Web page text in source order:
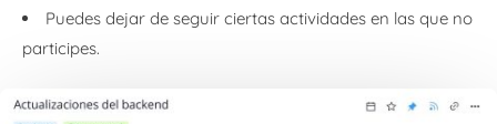
Puedes dejar de seguir ciertas actividades en las que no
participes.